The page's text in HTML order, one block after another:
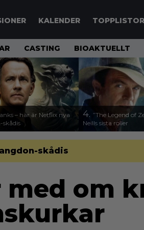
KALENDER TOPPLISTOR
CASTING BIOAKTUELLT
– här är Netflix nya
skådis
4. ”The Legend of
Neills sista roller
skådis
med om